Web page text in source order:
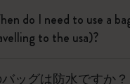
do I need to use a
to the usa)?
ッグは防水ですか？